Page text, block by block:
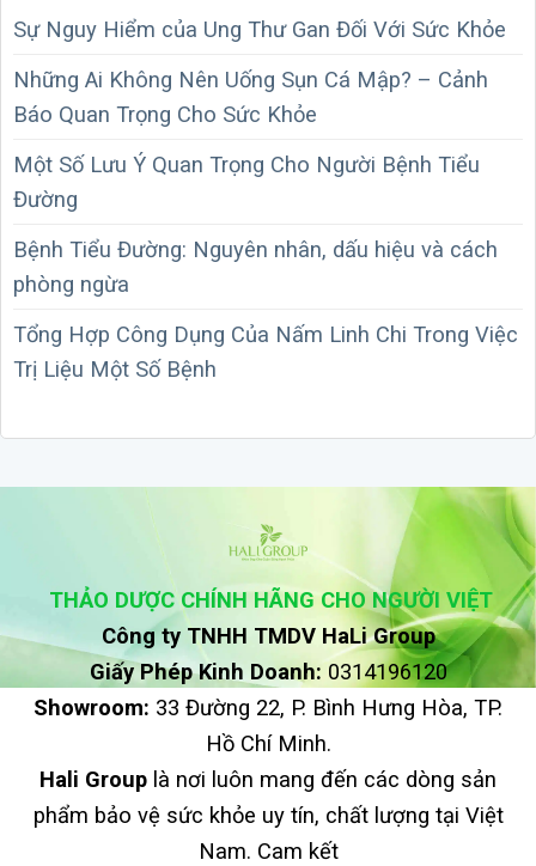
Sự Nguy Hiểm của Ung Thư Gan Đối Với Sức Khỏe
Những Ai Không Nên Uống Sụn Cá Mập? – Cảnh
Báo Quan Trọng Cho Sức Khỏe
Một Số Lưu Ý Quan Trọng Cho Người Bệnh Tiểu
Đường
Bệnh Tiểu Đường: Nguyên nhân, dấu hiệu và cách
phòng ngừa
Tổng Hợp Công Dụng Của Nấm Linh Chi Trong Việc
Trị Liệu Một Số Bệnh
THẢO DƯỢC CHÍNH HÃNG CHO NGƯỜI VIỆT
Công ty TNHH TMDV HaLi Group
Giấy Phép Kinh Doanh: 0314196120
Showroom: 33 Đường 22, P. Bình Hưng Hòa, TP.
Hồ Chí Minh.
Hali Group là nơi luôn mang đến các dòng sản
phẩm bảo vệ sức khỏe uy tín, chất lượng tại Việt
Nam. Cam kết